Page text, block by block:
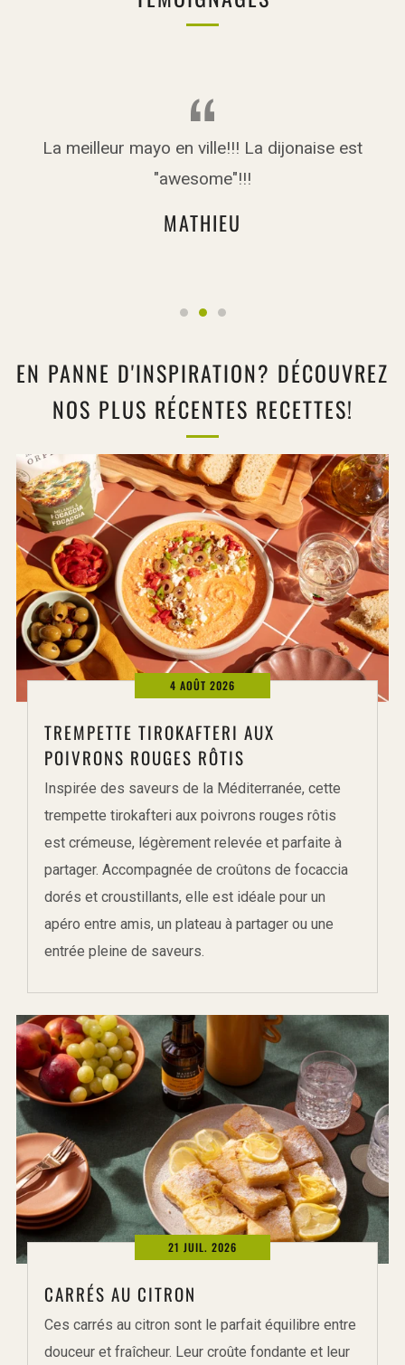
La meilleur mayo en ville!!! La dijonaise est
"awesome"!!!
MATHIEU
EN PANNE D'INSPIRATION? DÉCOUVREZ
NOS PLUS RÉCENTES RECETTES!
4 AOÛT 2026
TREMPETTE TIROKAFTERI AUX
POIVRONS ROUGES RÔTIS
Inspirée des saveurs de la Méditerranée, cette
trempette tirokafteri aux poivrons rouges rôtis
est crémeuse, légèrement relevée et parfaite à
partager. Accompagnée de croûtons de focaccia
dorés et croustillants, elle est idéale pour un
apéro entre amis, un plateau à partager ou une
entrée pleine de saveurs.
21 JUIL. 2026
CARRÉS AU CITRON
Ces carrés au citron sont le parfait équilibre entre
douceur et fraîcheur. Leur croûte fondante et leur